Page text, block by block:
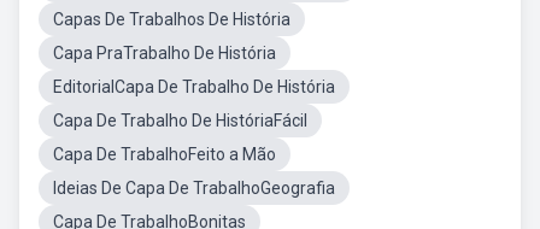
Capas De Trabalhos De História
Capa PraTrabalho De História
EditorialCapa De Trabalho De História
Capa De Trabalho De HistóriaFácil
Capa De TrabalhoFeito a Mão
Ideias De Capa De TrabalhoGeografia
Capa De TrabalhoBonitas